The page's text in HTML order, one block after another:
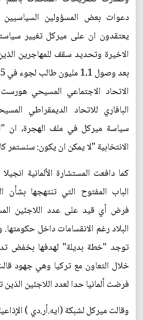
دعوات بعض المسؤولين السياسيين
يعتقدون ان على ميركل تغيير
الاخيرة وتحديد سقف للمهاجرين الذين
الاتحاد الاجتماعي المسيحي
البافاري للاتحاد الديمقراطي
سياسة ميركل في ملف الهجرة، ان
الانتخابية "لا يمكن ان يكون: سنستمر
كما دافعت المستشارة الألمانية
الباب المفتوح التي تنتهجها بشأن
فرض أي قيد على عدد اللاجئين
البلاد رغم الانقسامات داخل حكومتها.
توجد‭ ‬"خطة بديلة" لهدفها بخفض
خلال التعاون مع تركيا وهي جهود
فرضت ألمانيا حدا لعدد اللاجئين الذين
وقالت ميركل لشبكة (ايه.أر.دي )